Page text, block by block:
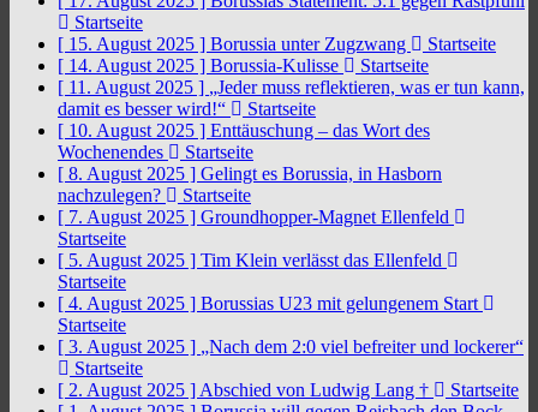
Startseite
[ 15. August 2025 ] Borussia unter Zugzwang
Startseite
[ 14. August 2025 ] Borussia-Kulisse
Startseite
[ 11. August 2025 ] „Jeder muss reflektieren, was er tun kann,
damit es besser wird!“
Startseite
[ 10. August 2025 ] Enttäuschung – das Wort des
Wochenendes
Startseite
[ 8. August 2025 ] Gelingt es Borussia, in Hasborn
nachzulegen?
Startseite
[ 7. August 2025 ] Groundhopper-Magnet Ellenfeld
Startseite
[ 5. August 2025 ] Tim Klein verlässt das Ellenfeld
Startseite
[ 4. August 2025 ] Borussias U23 mit gelungenem Start
Startseite
[ 3. August 2025 ] „Nach dem 2:0 viel befreiter und lockerer“
Startseite
[ 2. August 2025 ] Abschied von Ludwig Lang †
Startseite